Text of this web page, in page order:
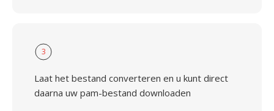
3
Laat het bestand converteren en u kunt direct
daarna uw pam-bestand downloaden